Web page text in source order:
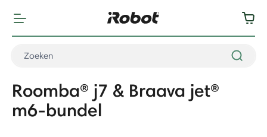
Roomba® j7 & Braava jet®
m6-bundel